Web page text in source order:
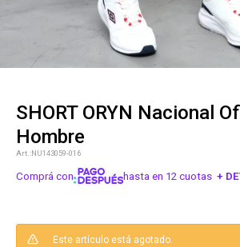
SHORT ORYN Nacional
Hombre
NU143059-016
Comprá con hasta en 12 cuotas +
Este artículo está agotado.